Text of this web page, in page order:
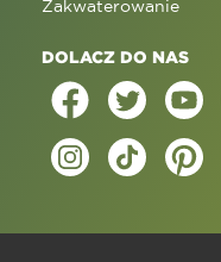
Zakwaterowanie
DOLACZ DO NAS